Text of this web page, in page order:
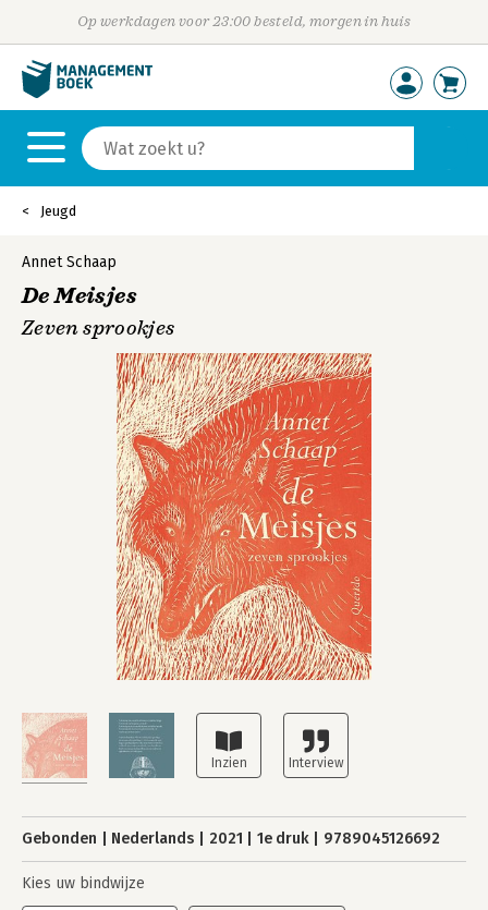
Op werkdagen voor 23:00 besteld, morgen in huis
Jeugd
Annet Schaap
De Meisjes
Zeven sprookjes
Gebonden Nederlands 2021 1e druk 9789045126692
Kies uw bindwijze